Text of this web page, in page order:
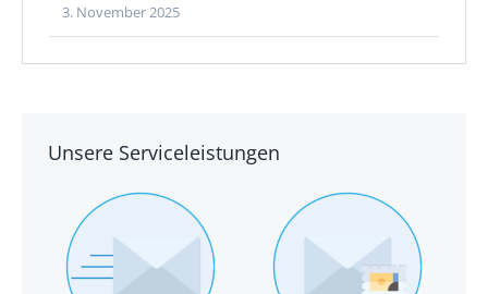
3. November 2025
Unsere Serviceleistungen